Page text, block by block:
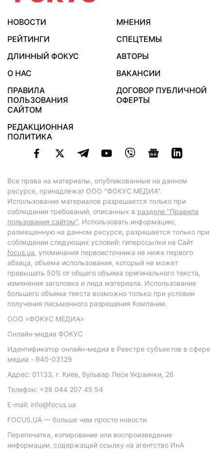
НОВОСТИ
МНЕНИЯ
РЕЙТИНГИ
СПЕЦТЕМЫ
ДЛИННЫЙ ФОКУС
АВТОРЫ
О НАС
ВАКАНСИИ
ПРАВИЛА
ПОЛЬЗОВАНИЯ
САЙТОМ
ДОГОВОР ПУБЛИЧНОЙ
ОФЕРТЫ
РЕДАКЦИОННАЯ
ПОЛИТИКА
Все права на материалы, опубликованные на данном
ресурсе, принадлежат ООО "ФОКУС МЕДИА".
Использование материалов разрешается только при
соблюдении требований, описанных в разделе "Правила
пользования сайтом". Использовать информацию,
размещенную на данном ресурсе, разрешается только при
соблюдении следующих условий: гиперссылки на Сайт
focus.ua, упоминания первоисточника не ниже первого
абзаца, объема использования, который не может
превышать 50% от общего объема оригинального текста,
изменения заголовка и лида материала. Использование
большего объема текста возможно только при условии
получения письменного разрешения Компании.
ООО «ФОКУС МЕДИА»
Онлайн-медиа ФОКУС
Идентификатор онлайн-медиа в Реестре субъектов в сфере
медиа - R40-03129
Адрес: 01133, г. Киев, бульвар Леси Украинки, 26
Телефон: +38 044 207 45 54
E-mail: info@focus.ua
FOCUS.UA — больше чем просто новости.
Перепечатка, копирование или воспроизведение
информации, содержащей ссылку на агентство ИнА